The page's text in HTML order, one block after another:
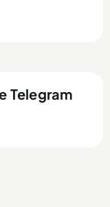
Telegram